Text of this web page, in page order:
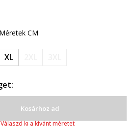
Méretek CM
XL
Kosárhoz ad
Válaszd ki a kívánt méretet